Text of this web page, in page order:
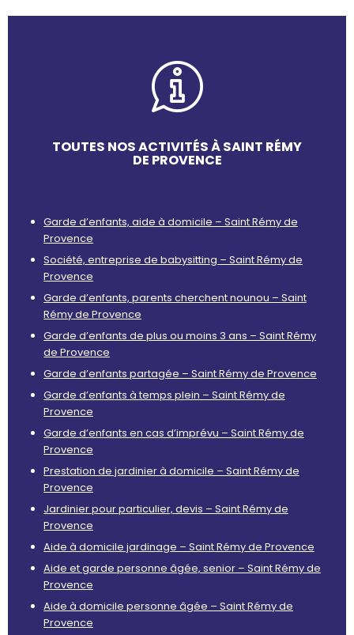
TOUTES NOS ACTIVITÉS À SAINT RÉMY
DE PROVENCE
Garde d’enfants, aide à domicile – Saint Rémy de
Provence
Société, entreprise de babysitting – Saint Rémy de
Provence
Garde d’enfants, parents cherchent nounou – Saint
Rémy de Provence
Garde d’enfants de plus ou moins 3 ans – Saint Rémy
de Provence
Garde d’enfants partagée – Saint Rémy de Provence
Garde d’enfants à temps plein – Saint Rémy de
Provence
Garde d’enfants en cas d’imprévu – Saint Rémy de
Provence
Prestation de jardinier à domicile – Saint Rémy de
Provence
Jardinier pour particulier, devis – Saint Rémy de
Provence
Aide à domicile jardinage – Saint Rémy de Provence
Aide et garde personne âgée, senior – Saint Rémy de
Provence
Aide à domicile personne âgée – Saint Rémy de
Provence